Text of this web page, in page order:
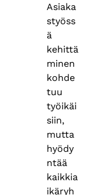
Asiaka
styöss
ä
kehittä
minen
kohde
tuu
työikäi
siin,
mutta
hyödy
ntää
kaikkia
ikäryh